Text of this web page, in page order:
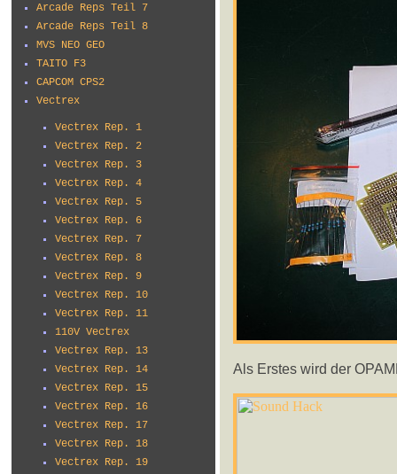
Arcade Reps Teil 7
Arcade Reps Teil 8
MVS NEO GEO
TAITO F3
CAPCOM CPS2
Vectrex
Vectrex Rep. 1
Vectrex Rep. 2
Vectrex Rep. 3
Vectrex Rep. 4
Vectrex Rep. 5
Vectrex Rep. 6
Vectrex Rep. 7
Vectrex Rep. 8
Vectrex Rep. 9
Vectrex Rep. 10
Vectrex Rep. 11
110V Vectrex
Vectrex Rep. 13
Vectrex Rep. 14
Vectrex Rep. 15
Vectrex Rep. 16
Vectrex Rep. 17
Vectrex Rep. 18
Vectrex Rep. 19
Als Erstes wird der